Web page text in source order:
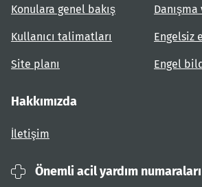
Konulara genel bakış
Kullanıcı talimatları
Site planı
Danışma
Engelsiz
Engel
Hakkımızda
İletişim
Önemli acil yardım numaraları